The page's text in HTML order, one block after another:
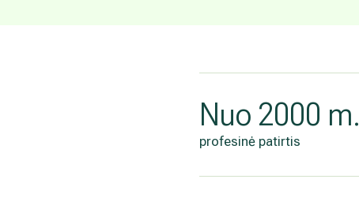
Nuo 2000 m.
profesinė patirtis